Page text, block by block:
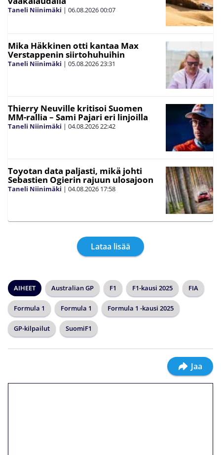
Taneli Niinimäki | 06.08.202600:07
Mika Häkkinen otti kantaa Max
Verstappenin siirtohuhuihin
Taneli Niinimäki | 05.08.202623:31
Thierry Neuville kritisoi Suomen
MM-rallia – Sami Pajari eri linjoilla
Taneli Niinimäki | 04.08.202622:42
Toyotan data paljasti, mikä johti
Sebastien Ogierin rajuun ulosajoon
Taneli Niinimäki | 04.08.2026 17:58
Lataa lisää
AIHEET Australian GP F1 F1-kausi 2025 FIA
Formula 1 Formula 1 Formula 1 -kausi 2025
GP-kilpailut SuomiF1
Jaa